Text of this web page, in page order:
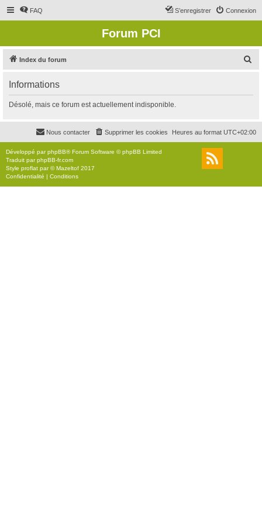
FAQ Connexion
S’enregistrer
Forum PCI
Index du forum
r
c
r
Informations
Désolé, mais ce forum est actuellement indisponible.
Heures au format UTC+02:00
Supprimer les cookies
Nous contacter
Développé parphpBB® Forum Software © phpBB Limited
Traduit parphpBB-fr.com
Style proflat par ©Mazeltof 2017
Confidentialité | Conditions